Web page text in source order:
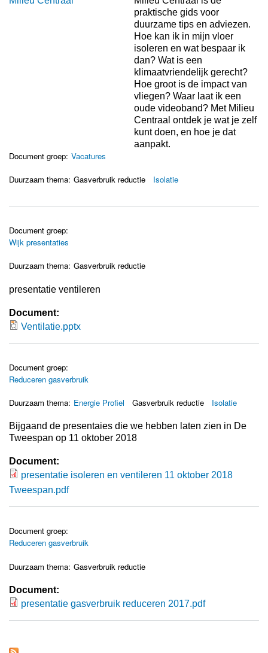
praktische gids voor
duurzame tips en adviezen.
Hoe kan ik in mijn vloer
isoleren en wat bespaar ik
dan? Wat is een
klimaatvriendelijk gerecht?
Hoe groot is de impact van
vliegen? Waar laat ik een
oude videoband? Met Milieu
Centraal ontdek je wat je zelf
kunt doen, en hoe je dat
aanpakt.
Document groep: Vacatures
Duurzaam thema: Gasverbruik reductie Isolatie
Document groep:
Wijk presentaties
Duurzaam thema: Gasverbruik reductie
presentatie ventileren
Document:
Ventilatie.pptx
Ventilatie.pptx
Document groep:
Reduceren gasverbruik
Duurzaam thema: Energie Profiel Gasverbruik reductie Isolatie
Bijgaand de presentaies die we hebben laten zien in De
Tweespan op 11 oktober 2018
Document:
presentatie isoleren en ventileren 11
oktober 2018 Tweespan.pdf
presentatie isoleren en ventileren 11 oktober 2018
Tweespan.pdf
Document groep:
Reduceren gasverbruik
Duurzaam thema: Gasverbruik reductie
Document:
presentatie gasverbruik reduceren
presentatie gasverbruik reduceren 2017.pdf